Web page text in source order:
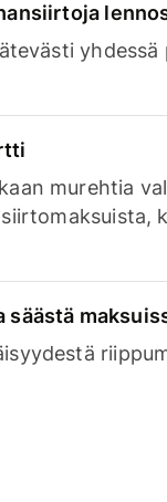
yhdessä
murehtia
säästä